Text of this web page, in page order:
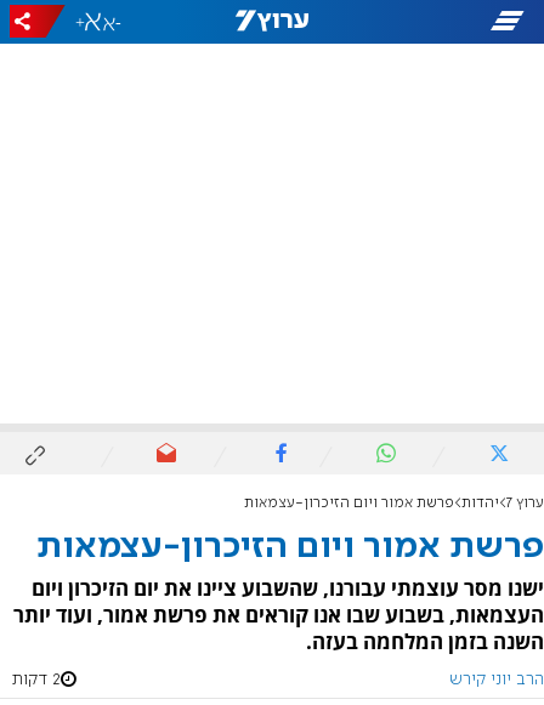
-
+
ערוץ 7 יהדות פרשת אמור ויום הזיכרון-עצמאות
פרשת אמור ויום הזיכרון-עצמאות
ישנו מסר עוצמתי עבורנו, שהשבוע ציינו את יום הזיכרון ויום
העצמאות, בשבוע שבו אנו קוראים את פרשת אמור, ועוד יותר
השנה בזמן המלחמה בעזה.
הרב יוני קירש 2 דקות